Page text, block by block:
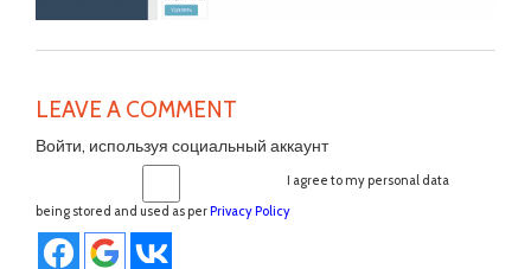
LEAVE A COMMENT
Войти, используя социальный аккаунт
I agree to my personal data
being stored and used as perPrivacy Policy